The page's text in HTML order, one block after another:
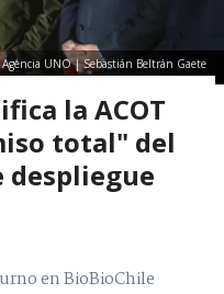
Agencia UNO | Sebastián Beltrán Gaete
la ACOT
total" del
despliegue
en BioBioChile